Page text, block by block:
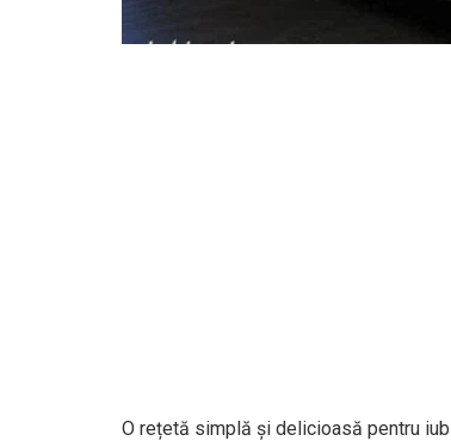
O rețetă simplă și delicioasă pentru